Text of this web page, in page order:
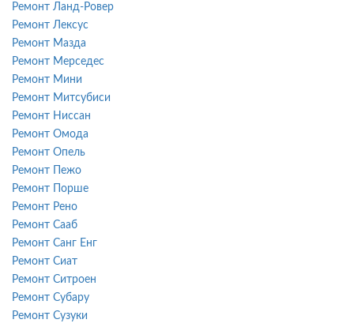
Ремонт Ланд-Ровер
Ремонт Лексус
Ремонт Мазда
Ремонт Мерседес
Ремонт Мини
Ремонт Митсубиси
Ремонт Ниссан
Ремонт Омода
Ремонт Опель
Ремонт Пежо
Ремонт Порше
Ремонт Рено
Ремонт Сааб
Ремонт Санг Енг
Ремонт Сиат
Ремонт Ситроен
Ремонт Субару
Ремонт Сузуки